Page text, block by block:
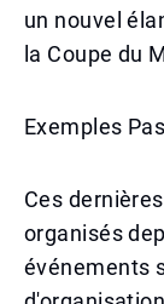
un nouvel
la Coupe du
Exemples
Ces
organisés
événements